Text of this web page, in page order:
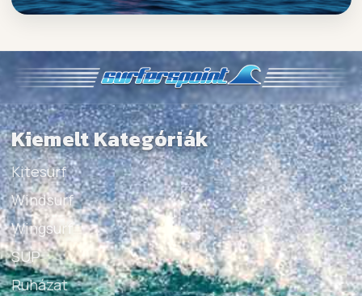
Kiemelt Kategóriák
Kitesurf
Windsurf
Wingsurf
SUP
Ruházat